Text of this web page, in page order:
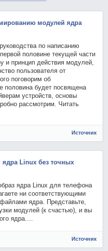
модулей ядра
по написанию
половине текущей части
и принцип действия модулей,
пользователя от
поговорим об
половина будет посвящена
устройств, основы
рассмотрим. Читать
Источник
Linux без точных
ядра Linux для телефона
ни соответствующими
ядра. Представьте,
модулей (к счастью), и вы
ядра.…
Источник